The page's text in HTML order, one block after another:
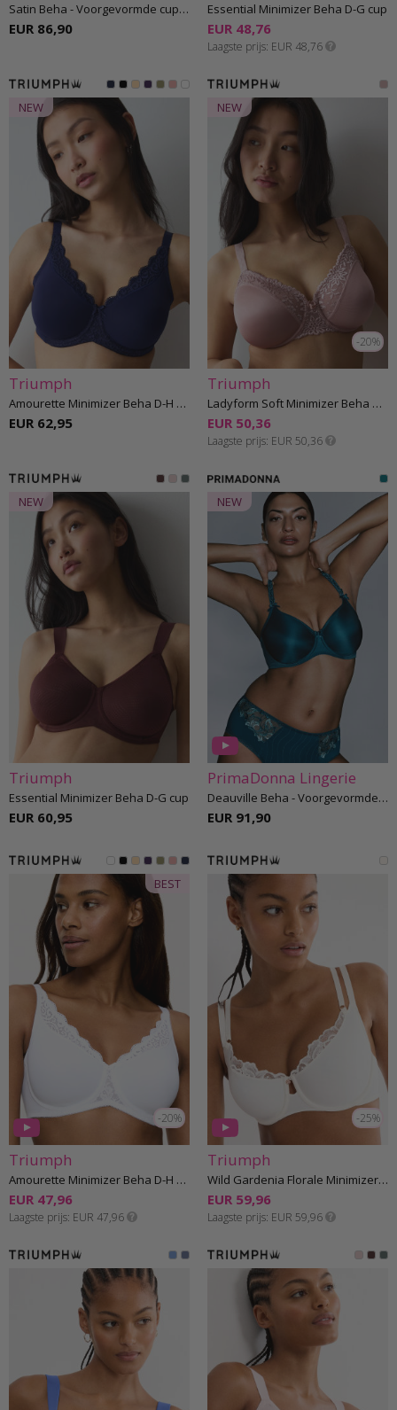
Satin Beha - Voorgevormde cups D-H cup
EUR 86,90
Essential Minimizer Beha D-G cup
EUR 48,76
Laagste prijs EUR 48,76
NEW
Triumph
Amourette Minimizer Beha D-H cup
EUR 62,95
-20%
NEW
Triumph
Ladyform Soft Minimizer Beha D-H cup
EUR 50,36
Laagste prijs EUR 50,36
NEW
Triumph
Essential Minimizer Beha D-G cup
EUR 60,95
NEW
PrimaDonna Lingerie
Deauville Beha - Voorgevormde cups E-H cup
EUR 91,90
-20%
BEST
Triumph
Amourette Minimizer Beha D-H cup
EUR 47,96
Laagste prijs EUR 47,96
-25%
Triumph
Wild Gardenia Florale Minimizer Beha D-G cup
EUR 59,96
Laagste prijs EUR 59,96